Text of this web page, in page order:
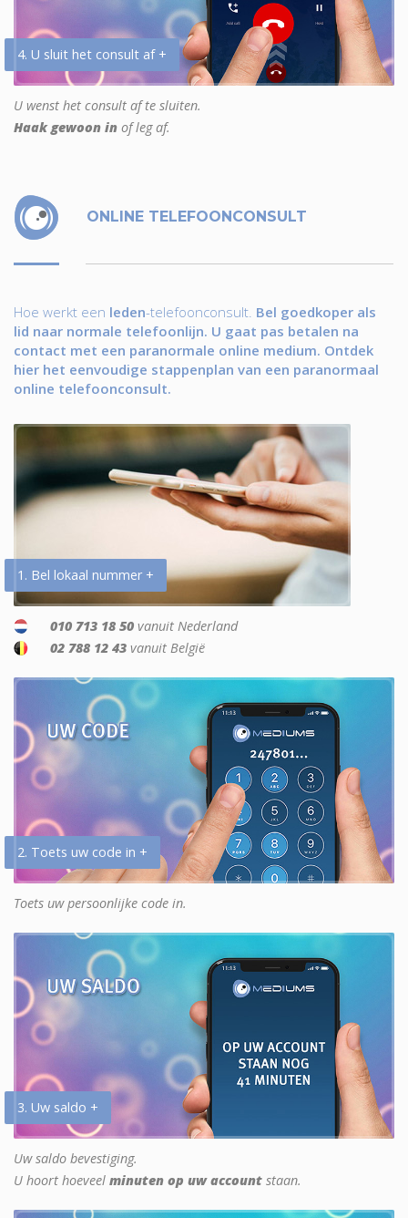
4. U sluit het consult af +
U wenst het consult af te sluiten.
Haak gewoon in of leg af.
ONLINE TELEFOONCONSULT
Hoe werkt een leden-telefoonconsult. Bel goedkoper als
lid naar normale telefoonlijn. U gaat pas betalen na
contact met een paranormale online medium. Ontdek
hier het eenvoudige stappenplan van een paranormaal
online telefoonconsult.
1. Bel lokaal nummer +
010 713 18 50 vanuit Nederland
02 788 12 43 vanuit België
2. Toets uw code in +
Toets uw persoonlijke code in.
3. Uw saldo +
Uw saldo bevestiging.
U hoort hoeveel minuten op uw account staan.